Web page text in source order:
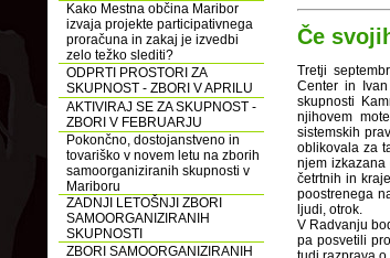
Kako Mestna občina Maribor
izvaja projekte participativnega
proračuna in zakaj je izvedbi
zelo težko slediti?
ODPRTI PROSTORI ZA
SKUPNOST - ZBORI V APRILU
AKTIVIRAJ SE ZA SKUPNOST -
ZBORI V FEBRUARJU
Pokončno, dostojanstveno in
tovariško v novem letu na zborih
samoorganiziranih skupnosti v
Mariboru
ZADNJI LETOŠNJI ZBORI
SAMOORGANIZIRANIH
SKUPNOSTI
ZBORI SAMOORGANIZIRANIH
Če
Tretji
Center in
skupnosti
njihovem
sistemskih
oblikovala za
njem
četrtnih in
poostrenega
ljudi, otrok.
V Radvanju
pa posvetili